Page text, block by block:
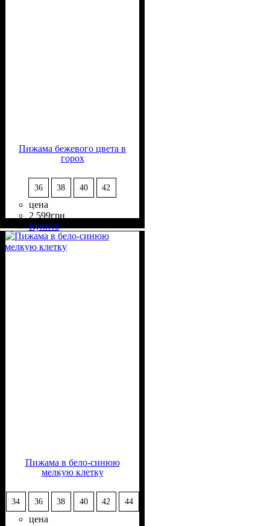
Пижама бежевого цвета в
горох
36 38 40 42
цена
2 599грн
Купить
Состав ткани
Вискоза, 50% Полиэстер
Крой: прямой, свободный
Длина: классическая
Стиль: casual
Пижама в бело-синюю
мелкую клетку
34 36 38 40 42 44
цена